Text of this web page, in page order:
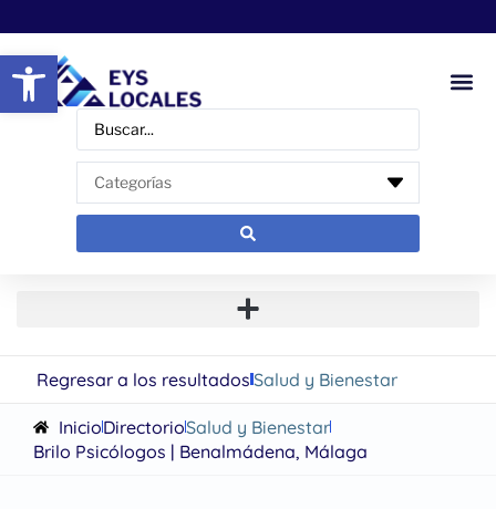
Abrir barra de herramientas
Regresar a los resultadosSalud y Bienestar
InicioDirectorioSalud y Bienestar
Brilo Psicólogos | Benalmádena, Málaga